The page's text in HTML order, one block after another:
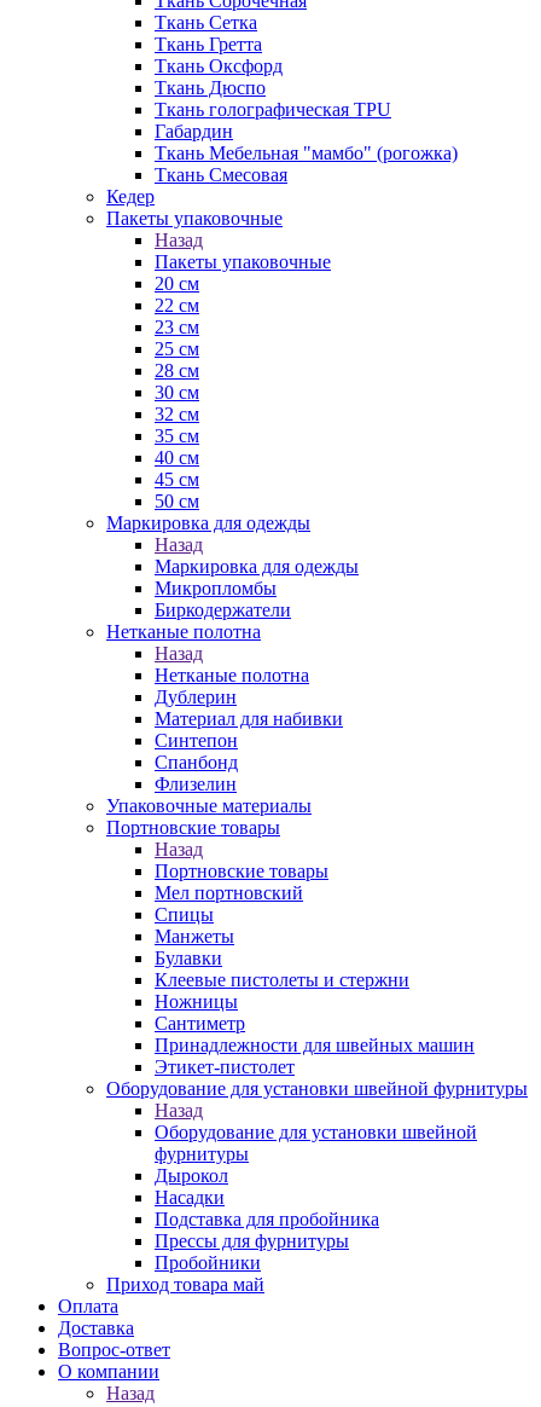
Ткань Сетка
Ткань Гретта
Ткань Оксфорд
Ткань Дюспо
Ткань голографическая TPU
Габардин
Ткань Мебельная "мамбо" (рогожка)
Ткань Смесовая
Кедер
Пакеты упаковочные
Назад
Пакеты упаковочные
20 см
22 см
23 см
25 см
28 см
30 см
32 см
35 см
40 см
45 см
50 см
Маркировка для одежды
Назад
Маркировка для одежды
Микропломбы
Биркодержатели
Нетканые полотна
Назад
Нетканые полотна
Дублерин
Материал для набивки
Синтепон
Спанбонд
Флизелин
Упаковочные материалы
Портновские товары
Назад
Портновские товары
Мел портновский
Спицы
Манжеты
Булавки
Клеевые пистолеты и стержни
Ножницы
Сантиметр
Принадлежности для швейных машин
Этикет-пистолет
Оборудование для установки швейной фурнитуры
Назад
Оборудование для установки швейной
фурнитуры
Дырокол
Насадки
Подставка для пробойника
Прессы для фурнитуры
Пробойники
Приход товара май
Оплата
Доставка
Вопрос-ответ
О компании
Назад